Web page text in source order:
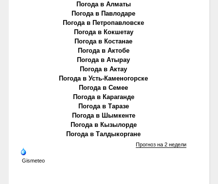
Погода в Алматы
Погода в Павлодаре
Погода в Петропавловске
Погода в Кокшетау
Погода в Костанае
Погода в Актобе
Погода в Атырау
Погода в Актау
Погода в Усть-Каменогорске
Погода в Семее
Погода в Караганде
Погода в Таразе
Погода в Шымкенте
Погода в Кызылорде
Погода в Талдыкоргане
Gismeteo
Прогноз на 2 недели